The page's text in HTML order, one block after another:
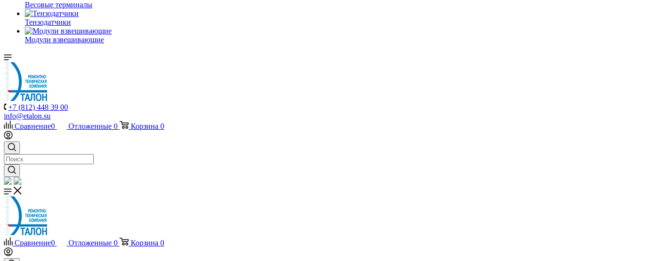
Весовые терминалы
Тензодатчики
Модули взвешивающие
+7 (812) 448 39 00
info@etalon.su
Сравнение0 Отложенные 0 Корзина 0
Сравнение0 Отложенные 0 Корзина 0